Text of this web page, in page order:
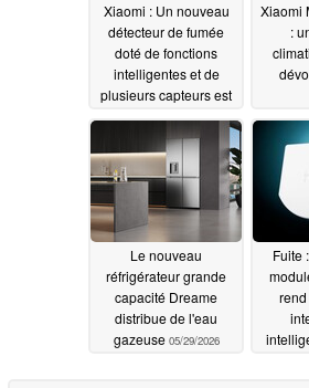
Xiaomi : Un nouveau
détecteur de fumée
doté de fonctions
intelligentes et de
plusieurs capteurs est
06/05/2026
Xiaomi
:
Le nouveau
réfrigérateur grande
capacité Dreame
distribue de l'eau
gazeuse 05/29/2026
Fuite